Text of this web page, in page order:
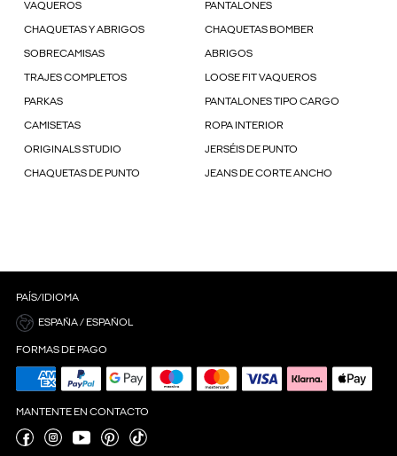
VAQUEROS PANTALONES
CHAQUETAS Y ABRIGOS CHAQUETAS BOMBER
SOBRECAMISAS ABRIGOS
TRAJES COMPLETOS LOOSE FIT VAQUEROS
PARKAS PANTALONES TIPO CARGO
CAMISETAS ROPA INTERIOR
ORIGINALS STUDIO JERSÉIS DE PUNTO
CHAQUETAS DE PUNTO JEANS DE CORTE ANCHO
PAÍS/IDIOMA
ESPAÑA / ESPAÑOL
FORMAS DE PAGO
MANTENTE EN CONTACTO